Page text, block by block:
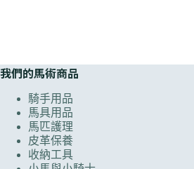
我們的馬術商品
騎手用品
馬具用品
馬匹護理
皮革保養
收納工具